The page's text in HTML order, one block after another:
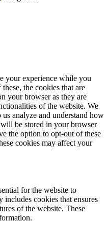
your experience while you
the cookies that are
your browser as they are
of the website. We
analyze and understand how
be stored in your browser
the option to opt-out of these
cookies may affect your
for the website to
cookies that ensures
of the website. These